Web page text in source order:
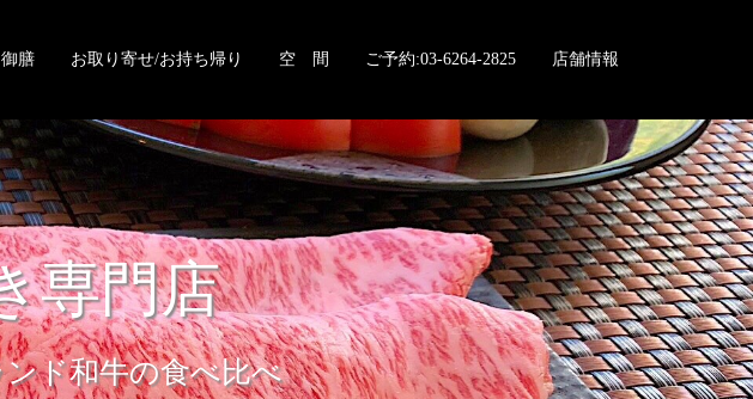
膳 お取り寄せ/お持ち帰り 空 間 ご予約:03-6264-2825 店舗情報
専門店
ド和牛の食べ比べ